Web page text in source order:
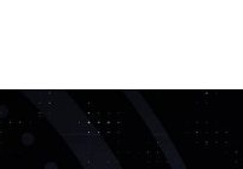
nəqliyyat
COP29
Sağlamlıq